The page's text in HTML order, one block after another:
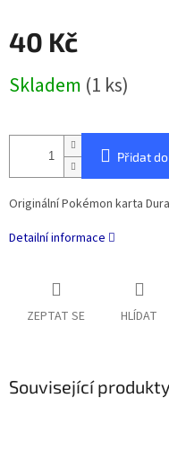
40 Kč
cena:
Skladem (1 ks)
Přidat
Originální Pokémon karta
Detailní informace
ZEPTAT SE HLÍDAT
Související produkty